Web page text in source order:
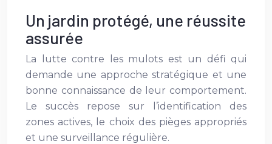
Un jardin protégé, une réussite
assurée
La lutte contre les mulots est un défi qui
demande une approche stratégique et une
bonne connaissance de leur comportement.
Le succès repose sur l’identification des
zones actives, le choix des pièges appropriés
et une surveillance régulière.